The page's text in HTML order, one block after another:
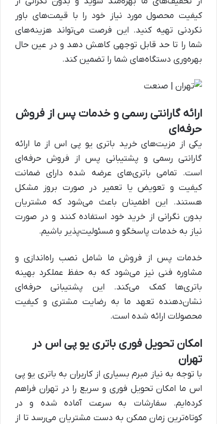
کیفیت محصول مورد نیاز خود را با قیمت‌های باور
نکردنی تهیه کنید. این فرصت می‌تواند هزینه‌های
شما را تا حد قابل توجهی کاهش دهد و در عین حال
بهره‌وری دستگاه‌های شما را تضمین کند.
ارائه گارانتی رسمی و خدمات پس از فروش
حرفه‌ای
یکی از مزیت‌های خرید باتری یو پی اس از ما ارائه
گارانتی رسمی و پشتیبانی پس از فروش حرفه‌ای
است. تمامی باتری‌های عرضه شده دارای ضمانت
کیفیت و تعویض یا تعمیر در صورت بروز مشکل
هستند. این اطمینان باعث می‌شود که مشتریان
بدون نگرانی از خرید خود استفاده کنند و در صورت
نیاز به خدمات پاسخگو و مسئولیت‌پذیر باشیم.
خدمات پس از فروش ما شامل نصب راه‌اندازی و
مشاوره فنی نیز می‌شود که به حفظ عملکرد بهینه
باتری‌ها کمک می‌کند. این پشتیبانی حرفه‌ای
نشان‌دهنده تعهد ما به رضایت مشتری و کیفیت
محصولات ارائه شده است.
امکان تحویل فوری باتری یو پی اس در
تهران
با توجه به نیاز مبرم بسیاری از کاربران به باتری یو پی
اس ما امکان تحویل فوری و سریع را در تهران فراهم
کرده‌ایم. سفارشات به سرعت آماده شده و در
کوتاه‌ترین زمان ممکن به دست مشتریان می‌رسد تا از